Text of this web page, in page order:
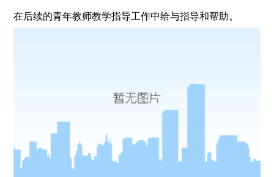
在后续的青年教师教学指导工作中给与指导和帮助。